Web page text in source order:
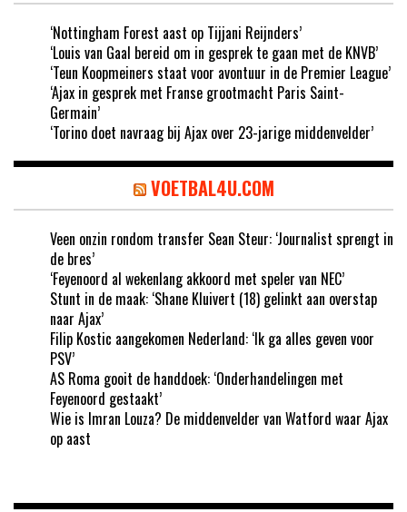
‘Nottingham Forest aast op Tijjani Reijnders’
‘Louis van Gaal bereid om in gesprek te gaan met de KNVB’
‘Teun Koopmeiners staat voor avontuur in de Premier League’
‘Ajax in gesprek met Franse grootmacht Paris Saint-
Germain’
‘Torino doet navraag bij Ajax over 23-jarige middenvelder’
VOETBAL4U.COM
Veen onzin rondom transfer Sean Steur: ‘Journalist sprengt in
de bres’
‘Feyenoord al wekenlang akkoord met speler van NEC’
Stunt in de maak: ‘Shane Kluivert (18) gelinkt aan overstap
naar Ajax’
Filip Kostic aangekomen Nederland: ‘Ik ga alles geven voor
PSV’
AS Roma gooit de handdoek: ‘Onderhandelingen met
Feyenoord gestaakt’
Wie is Imran Louza? De middenvelder van Watford waar Ajax
op aast